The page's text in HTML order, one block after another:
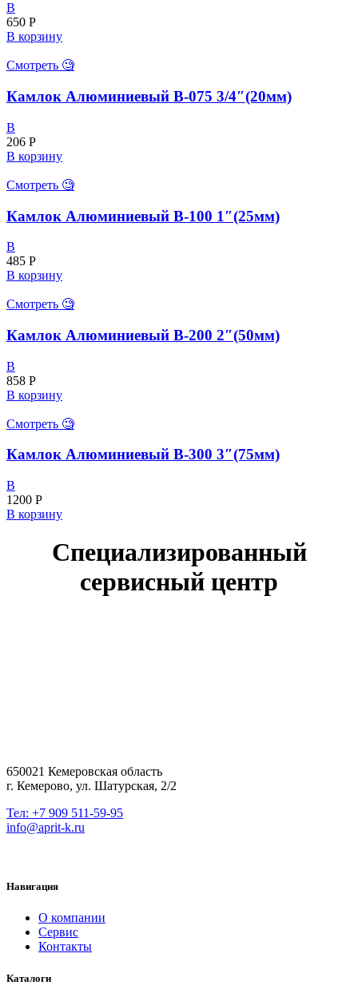
B
650 Р
В корзину
Смотреть 🧐
Камлок Алюминиевый B-075 3/4″(20мм)
B
206 Р
В корзину
Смотреть 🧐
Камлок Алюминиевый В-100 1″(25мм)
B
485 Р
В корзину
Смотреть 🧐
Камлок Алюминиевый В-200 2″(50мм)
B
858 Р
В корзину
Смотреть 🧐
Камлок Алюминиевый В-300 3″(75мм)
B
1200 Р
В корзину
Специализированный
сервисный центр
650021 Кемеровская область
г. Кемерово, ул. Шатурская, 2/2
Тел: +7 909 511-59-95
info@aprit-k.ru
Навигация
О компании
Сервис
Контакты
Каталоги